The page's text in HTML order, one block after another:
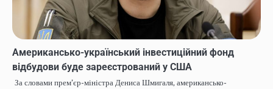
Американсько-український інвестиційний фонд
відбудови буде зареєстрований у США
За словами прем’єр-міністра Дениса Шмигаля, американсько-